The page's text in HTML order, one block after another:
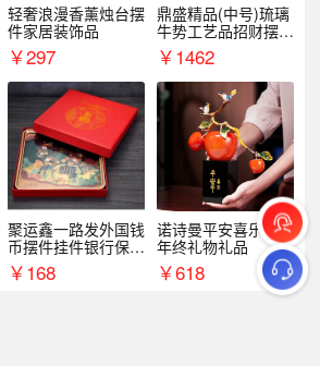
轻奢浪漫香薰烛台摆
件家居装饰品
￥297
鼎盛精品(中号)琉璃
牛势工艺品招财摆件
银行企业商务上市礼
品
￥1462
聚运鑫一路发外国钱
币摆件挂件银行保险
商务礼
￥168
诺诗曼平安喜乐摆件
年终礼物礼品
￥618